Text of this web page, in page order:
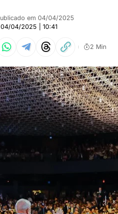
04/2025 | 10:41
em 04/04/2025
2 Min